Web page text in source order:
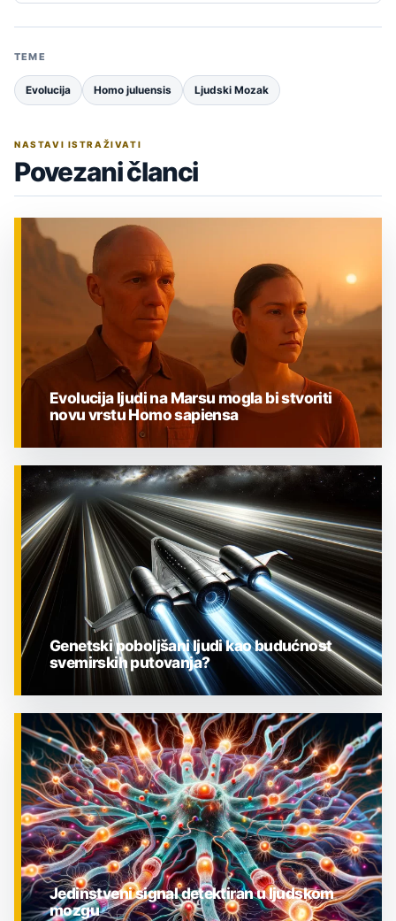
TEME
Evolucija Homo juluensis Ljudski Mozak
NASTAVI ISTRAŽIVATI
Povezani članci
ZNANOST
Evolucija ljudi na Marsu mogla bi stvoriti
novu vrstu Homo sapiensa
ZNANOST
Genetski poboljšani ljudi kao budućnost
svemirskih putovanja?
Jedinstveni signal detektiran u ljudskom
mozgu